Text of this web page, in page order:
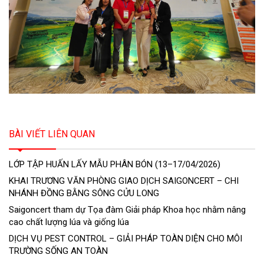
BÀI VIẾT LIÊN QUAN
LỚP TẬP HUẤN LẤY MẪU PHÂN BÓN (13–17/04/2026)
KHAI TRƯƠNG VĂN PHÒNG GIAO DỊCH SAIGONCERT – CHI
NHÁNH ĐỒNG BẰNG SÔNG CỬU LONG
Saigoncert tham dự Tọa đàm Giải pháp Khoa học nhằm nâng
cao chất lượng lúa và giống lúa
DỊCH VỤ PEST CONTROL – GIẢI PHÁP TOÀN DIỆN CHO MÔI
TRƯỜNG SỐNG AN TOÀN